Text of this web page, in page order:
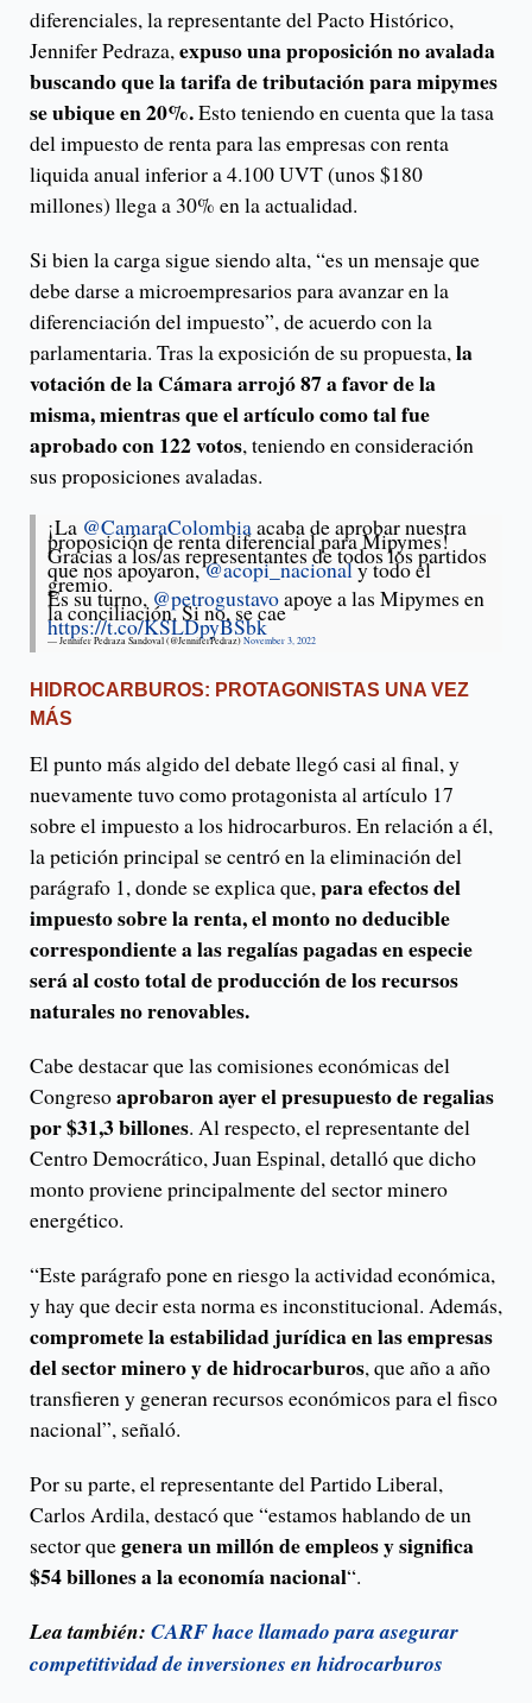
diferenciales, la representante del Pacto Histórico,
Jennifer Pedraza,expuso una proposición no avalada
buscando que la tarifa de tributación para mipymes
se ubique en 20%.Esto teniendo en cuenta que la tasa
del impuesto de renta para las empresas con renta
liquida anual inferior a 4.100 UVT (unos $180
millones) llega a 30% en la actualidad.
Si bien la carga sigue siendo alta, “es un mensaje que
debe darse a microempresarios para avanzar en la
diferenciación del impuesto”, de acuerdo con la
parlamentaria. Tras la exposición de su propuesta,la
votación de la Cámara arrojó 87 a favor de la
misma, mientras que el artículo como tal fue
aprobado con 122 votos, teniendo en consideración
sus proposiciones avaladas.
¡La @CamaraColombiaacaba de aprobar nuestra
proposición de renta diferencial para Mipymes!
Gracias a los/as representantes de todos los partidos
que nos apoyaron,@acopi_nacionaly todo el
gremio.
Es su turno, @petrogustavoapoye a las Mipymes en
la conciliación. Si no, se cae
https://t.co/KSLDpyBSbk
— Jennifer Pedraza Sandoval (@JenniferPedraz) November 3, 2022
HIDROCARBUROS: PROTAGONISTAS UNA VEZ
MÁS
El punto más algido del debate llegó casi al final, y
nuevamente tuvo como protagonista al artículo 17
sobre el impuesto a los hidrocarburos. En relación a él,
la petición principal se centró en la eliminación del
parágrafo 1, donde se explica que,para efectos del
impuesto sobre la renta, el monto no deducible
correspondiente a las regalías pagadas en especie
será al costo total de producción de los recursos
naturales no renovables.
Cabe destacar que las comisiones económicas del
Congresoaprobaron ayer el presupuesto de regalias
por $31,3 billones. Al respecto, el representante del
Centro Democrático, Juan Espinal, detalló que dicho
monto proviene principalmente del sector minero
energético.
“Este parágrafo pone en riesgo la actividad económica,
y hay que decir esta norma es inconstitucional. Además,
compromete la estabilidad jurídica en las empresas
del sector minero y de hidrocarburos, que año a año
transfieren y generan recursos económicos para el fisco
nacional”, señaló.
Por su parte, el representante del Partido Liberal,
Carlos Ardila, destacó que “estamos hablando de un
sector quegenera un millón de empleos y significa
$54 billones a la economía nacional“.
Lea también: CARF hace llamado para asegurar
competitividad de inversiones en hidrocarburos